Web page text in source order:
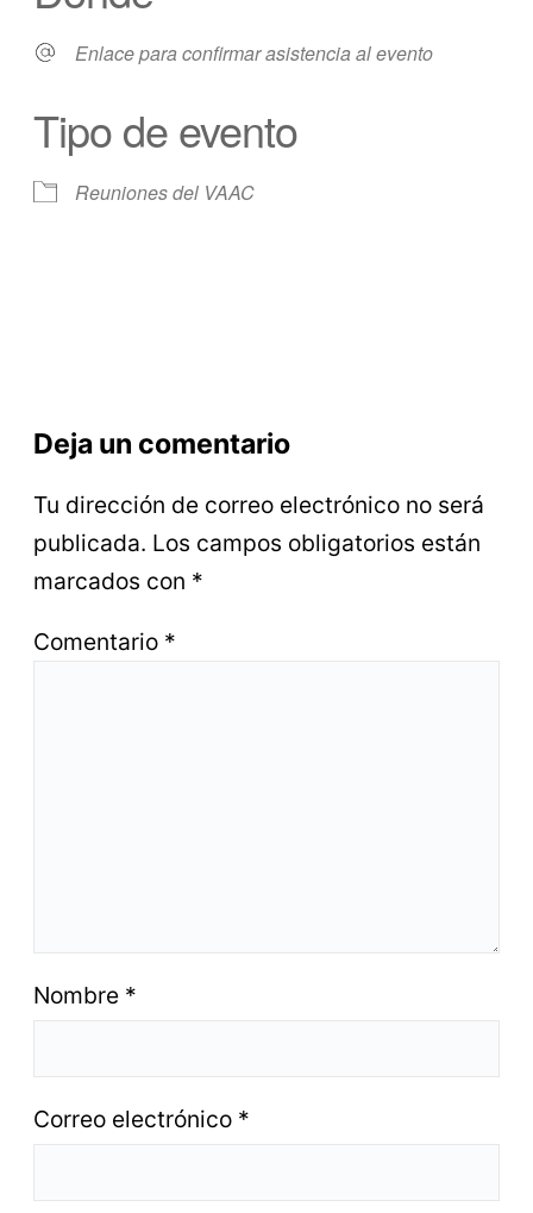
Enlace para confirmar asistencia al evento
Tipo de evento
Reuniones del VAAC
Deja un comentario
Tu dirección de correo electrónico no será
publicada. Los campos obligatorios están
marcados con *
Comentario *
Nombre *
Correo electrónico *